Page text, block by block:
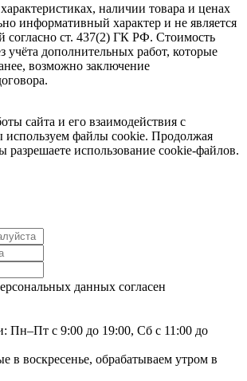
наличии товара и ценах
информативный характер и не является
согласно ст. 437(2) ГК РФ. Стоимость
учёта дополнительных работ, которые
возможно заключение
сайта и его взаимодействия с
используем файлы cookie. Продолжая
разрешаете использование cookie-файлов.
данных согласен
Пн–Пт с 9:00 до 19:00, Сб с 11:00 до
в воскресенье, обрабатываем утром в